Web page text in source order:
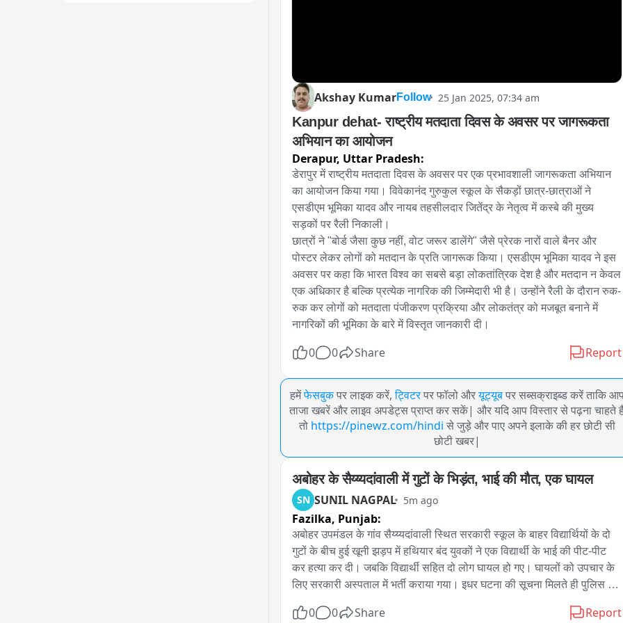
Akshay KumarFollow 25 Jan 2025, 07:34 am
Kanpur dehat- राष्ट्रीय मतदाता दिवस के अवसर पर जागरूकता
अभियान का आयोजन
Derapur, Uttar Pradesh:
डेरापुर में राष्ट्रीय मतदाता दिवस के अवसर पर एक प्रभावशाली जागरूकता अभियान
का आयोजन किया गया। विवेकानंद गुरुकुल स्कूल के सैकड़ों छात्र-छात्राओं ने
एसडीएम भूमिका यादव और नायब तहसीलदार जितेंद्र के नेतृत्व में कस्बे की मुख्य
सड़कों पर रैली निकाली।
छात्रों ने "बोर्ड जैसा कुछ नहीं, वोट जरूर डालेंगे" जैसे प्रेरक नारों वाले बैनर और
पोस्टर लेकर लोगों को मतदान के प्रति जागरूक किया। एसडीएम भूमिका यादव ने इस
अवसर पर कहा कि भारत विश्व का सबसे बड़ा लोकतांत्रिक देश है और मतदान न केवल
एक अधिकार है बल्कि प्रत्येक नागरिक की जिम्मेदारी भी है। उन्होंने रैली के दौरान रुक-
रुक कर लोगों को मतदाता पंजीकरण प्रक्रिया और लोकतंत्र को मजबूत बनाने में
नागरिकों की भूमिका के बारे में विस्तृत जानकारी दी।
0 0 Share Report
हमेंफेसबुक पर लाइक करें, ट्विटर पर फॉलो औरयूट्यूब पर सब्सक्राइब्ड करें ताकि
ताजा खबरें और लाइव अपडेट्स प्राप्त कर सकें| और यदि आप विस्तार से पढ़ना चाहते
तो https://pinewz.com/hindi से जुड़े और पाए अपने इलाके की हर छोटी सी
छोटी खबर|
अबोहर के सैय्य्यदांवाली में गुटों के भिड़ंत, भाई की मौत, एक घायल
SN SUNIL NAGPAL 5m ago
Fazilka, Punjab:
अबोहर उपमंडल के गांव सैय्य्यदांवाली स्थित सरकारी स्कूल के बाहर विद्यार्थियों के दो
गुटों के बीच हुई खूनी झड़प में हथियार बंद युवकों ने एक विद्यार्थी के भाई की पीट-पीट
कर हत्या कर दी। जबकि विद्यार्थी सहित दो लोग घायल हो गए। घायलों को उपचार के
लिए सरकारी अस्पताल में भर्ती कराया गया। इधर घटना की सूचना मिलते ही पुलिस ने
0 0 Share Report